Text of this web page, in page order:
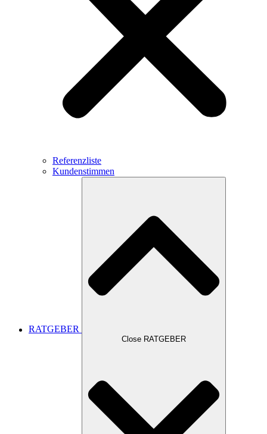
Referenzliste
Kundenstimmen
RATGEBER
Close RATGEBER